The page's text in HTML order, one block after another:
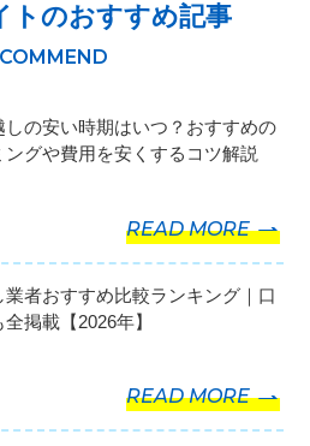
トのおすすめ記事
しの安い時期はいつ？おすすめの
ングや費用を安くするコツ解説
READ MORE
業者おすすめ比較ランキング｜口
全掲載【2026年】
READ MORE